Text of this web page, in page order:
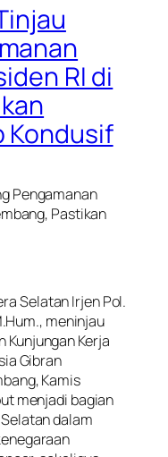
RI di
Kondusif
Pengamanan
Pastikan
Selatan Irjen Pol.
meninjau
Kunjungan Kerja
Gibran
Kamis
menjadi bagian
dalam